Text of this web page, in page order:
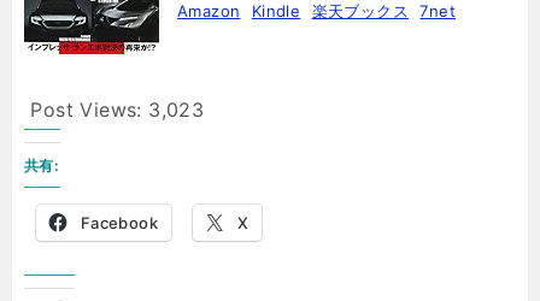
Amazon
Kindle 楽天ブックス 7net
Post Views: 3,023
共有:
Facebook X